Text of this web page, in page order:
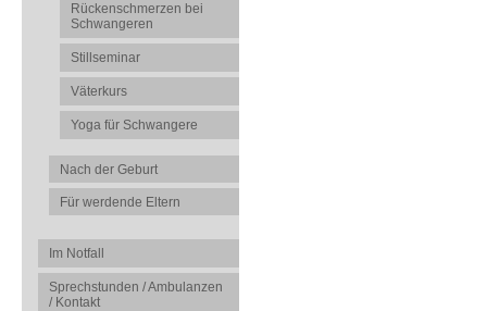
Rückenschmerzen bei
Schwangeren
Stillseminar
Väterkurs
Yoga für Schwangere
Nach der Geburt
Für werdende Eltern
Im Notfall
Sprechstunden / Ambulanzen
/ Kontakt